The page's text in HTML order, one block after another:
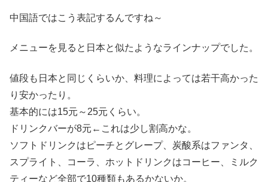
中国語ではこう表記するんですね～
メニューを見ると日本と似たようなラインナップでした。
値段も日本と同じくらいか、料理によっては若干高かった
り安かったり。
基本的には15元～25元くらい。
ドリンクバーが8元←これは少し割高かな。
ソフトドリンクはピーチとグレープ、炭酸系はファンタ、
スプライト、コーラ、ホットドリンクはコーヒー、ミルク
ティーなど全部で10種類もあるかないか。